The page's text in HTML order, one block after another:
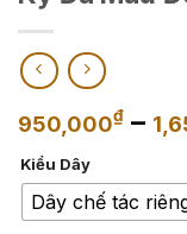
950,000₫ –
Kiểu Dây
Dây chế tác